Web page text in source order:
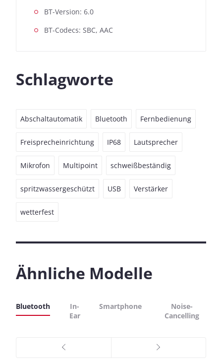
BT-Version: 6.0
BT-Codecs: SBC, AAC
Schlagworte
Abschaltautomatik Bluetooth Fernbedienung
Freisprecheinrichtung IP68 Lautsprecher
Mikrofon Multipoint schweißbeständig
spritzwassergeschützt USB Verstärker
wetterfest
Ähnliche Modelle
Bluetooth
In-
Ear
Smartphone
Noise-
Cancelling